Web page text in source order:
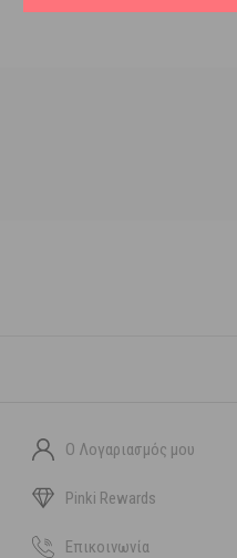
Ο Λογαριασμός μου
Pinki Rewards
Επικοινωνία